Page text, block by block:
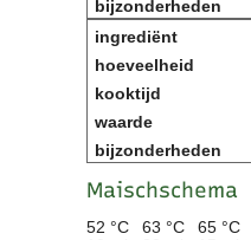
Maischschema
52 °C 63 °C 65 °C